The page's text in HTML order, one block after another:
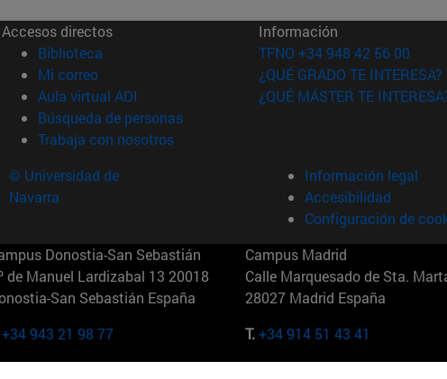
Accesos directos
Biblioteca (abre en nueva ventana)
Mi correo(abre en nueva ventana)
Aula virtual ADI (abre en nueva ventana)
Búsqueda de personas(abre en nueva ventana)
Trabaja con nosotros(abre en nueva ventana)
Información
TFNO +34 948 42 56 00
¿QUÉ GRADO TE INTERESA?
¿QUÉ MÁSTER TE
© Universidad de
Navarra
Información legal
Accesibilidad
Configuración de
Donostia-San Sebastián
de Manuel Lardizabal 13 20018
San Sebastián España
+34 943 21 98 77
Campus Madrid
Calle Marquesado de Sta.
28027 Madrid España
T.+34 914 51 43 41